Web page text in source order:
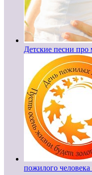
Детские песни
пожилого